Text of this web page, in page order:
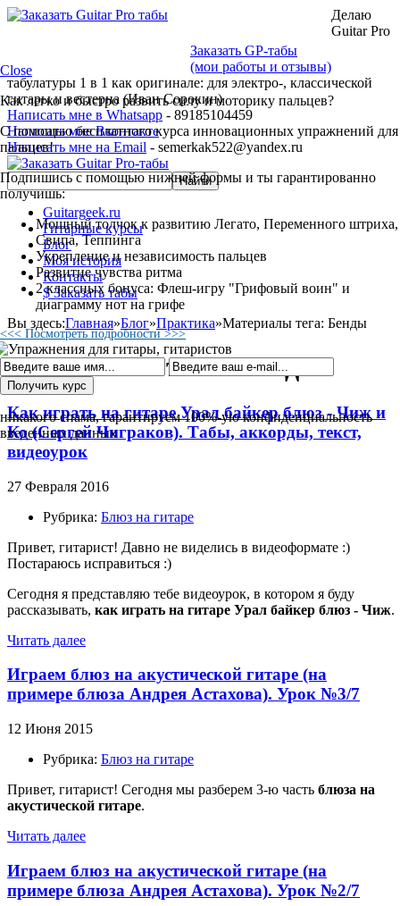
Заказать GP-табы
(мои работы и отзывы)
Делаю
Guitar Pro
табулатуры 1 в 1 как оригинале: для электро-, классической
гитары и вестерна (Иван Сорокин)
Написать мне в Whatsapp - 89185104459
Написать мне Вконтакте
Написать мне на Email - semerkak522@yandex.ru
Guitargeek.ru
Гитарные курсы
Блог
Моя история
Контакты
$ Заказать табы
Вы здесь:Главная»Блог»Практика»Материалы тега: Бенды
Материалы тега: Бенды
Как играть на гитаре Урал байкер блюз - Чиж и
Ко (Сергей Чиграков). Табы, аккорды, текст,
видеоурок
27 Февраля 2016
Рубрика: Блюз на гитаре
Привет, гитарист! Давно не виделись в видеоформате :)
Постараюсь исправиться :)
Сегодня я представляю тебе видеоурок, в котором я буду
рассказывать, как играть на гитаре Урал байкер блюз - Чиж.
Читать далее
Играем блюз на акустической гитаре (на
примере блюза Андрея Астахова). Урок №3/7
12 Июня 2015
Рубрика: Блюз на гитаре
Привет, гитарист! Сегодня мы разберем 3-ю часть блюза на
акустической гитаре.
Читать далее
Играем блюз на акустической гитаре (на
примере блюза Андрея Астахова). Урок №2/7
Close
Как легко и быстро развить силу и моторику пальцев?
С помощью бесплатного курса инновационных упражнений для
пальцев!
Подпишись с помощью нижней формы и ты гарантированно
получишь:
Мощный толчок к развитию Легато, Переменного штриха,
Свипа, Теппинга
Укрепление и независимость пальцев
Развитие чувства ритма
2 классных бонуса: Флеш-игру "Грифовый воин" и
диаграмму нот на грифе
<<< Посмотреть подробности >>>
никакого спама, гарантируем 100%-ую конфиденциальность
введенных данных